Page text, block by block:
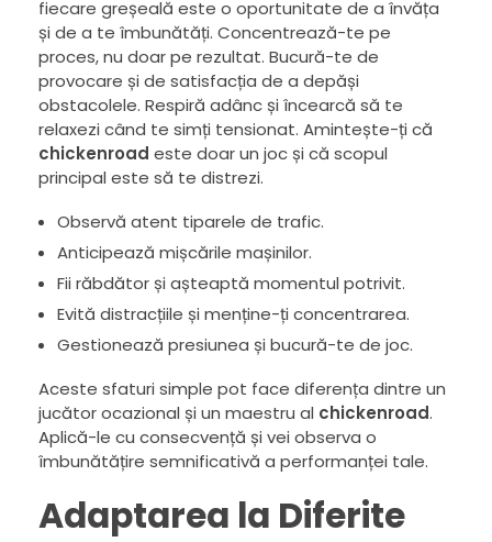
fiecare greșeală este o oportunitate de a învăța
și de a te îmbunătăți. Concentrează-te pe
proces, nu doar pe rezultat. Bucură-te de
provocare și de satisfacția de a depăși
obstacolele. Respiră adânc și încearcă să te
relaxezi când te simți tensionat. Amintește-ți că
chickenroad este doar un joc și că scopul
principal este să te distrezi.
Observă atent tiparele de trafic.
Anticipează mișcările mașinilor.
Fii răbdător și așteaptă momentul potrivit.
Evită distracțiile și menține-ți concentrarea.
Gestionează presiunea și bucură-te de joc.
Aceste sfaturi simple pot face diferența dintre un
jucător ocazional și un maestru al chickenroad.
Aplică-le cu consecvență și vei observa o
îmbunătățire semnificativă a performanței tale.
Adaptarea la Diferite